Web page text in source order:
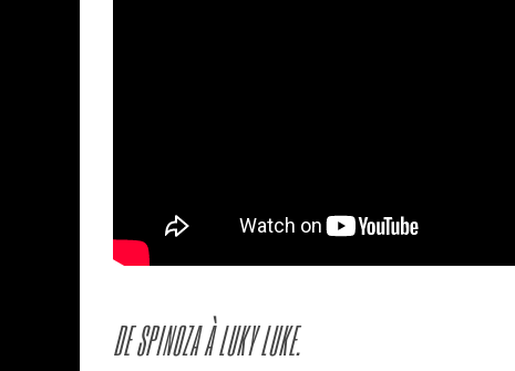
DE SPINOZA À LUKY LUKE.